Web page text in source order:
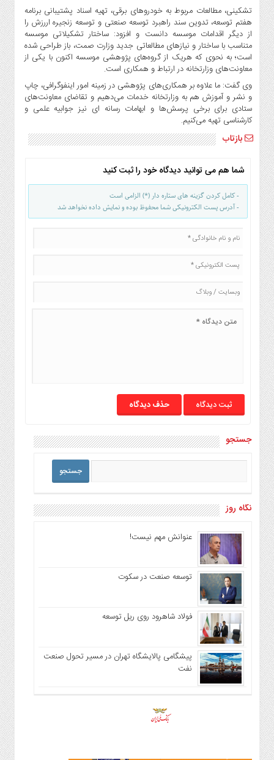
تشکینی، مطالعات مربوط به خودروهای برقی، تهیه اسناد پشتیبانی برنامه
هفتم توسعه، تدوین سند راهبرد توسعه صنعتی و توسعه زنجیره اررزش را
از دیگر اقدامات موسسه دانست و افزود: ساختار تشکیلاتی موسسه
متناسب با ساختار و نیازهای مطالعاتی جدید وزارت صمت، باز طراحی شده
است؛ به نحوی که هریک از گروه‌های پژوهشی موسسه اکنون با یکی از
معاونت‌های وزارتخانه در ارتباط و همکاری است.
وی گفت: ما علاوه بر همکاری‌های پژوهشی در زمینه امور اینفوگرافی، چاپ
و نشر و آموزش هم به وزارتخانه خدمات می‌دهیم و تقاضای معاونت‌های
ستادی برای برخی پرسش‌ها و ابهامات رسانه ای نیز جوابیه علمی و
کارشناسی تهیه می‌کنیم.
بازتاب
شما هم می توانید دیدگاه خود را ثبت کنید
- کامل کردن گزینه های ستاره دار (*) الزامی است
- آدرس پست الکترونیکی شما محفوظ بوده و نمایش داده نخواهد شد
حذف دیدگاه
جستجو
نگاه روز
عنوانش مهم نیست!
توسعه صنعت در سکوت
فولاد شاهرود روی ریل توسعه
پیشگامی پالایشگاه تهران در مسیر تحول صنعت
نفت